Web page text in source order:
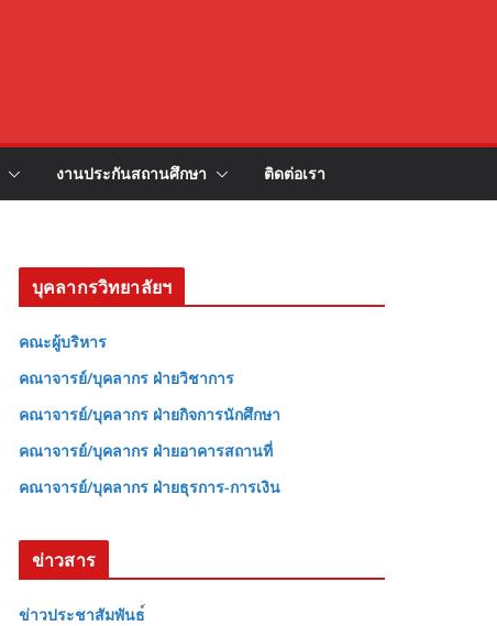
งานประกันสถานศึกษา ติดต่อเรา
บุคลากรวิทยาลัยฯ
คณะผู้บริหาร
คณาจารย์/บุคลากร ฝ่ายวิชาการ
คณาจารย์/บุคลากร ฝ่ายกิจการนักศึกษา
คณาจารย์/บุคลากร ฝ่ายอาคารสถานที่
คณาจารย์/บุคลากร ฝ่ายธุรการ-การเงิน
ข่าวสาร
ข่าวประชาสัมพันธ